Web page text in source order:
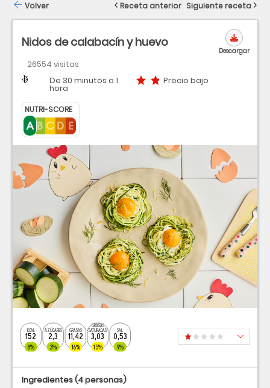
Nidos de calabacín y huevo
26554 visitas
Dificultad
Tiempo De 30 minutos a 1
hora
Precio bajo Precio bajo
NUTRI-SCORE
Descargar
KCAL
152
8%
AZÚCARES
2,3
3%
GRASAS
11,42
16%
GRASAS
SATURADAS
3,03
15%
SAL
0,53
9%
Ingredientes(4 personas)
Volver Receta anterior Siguiente receta